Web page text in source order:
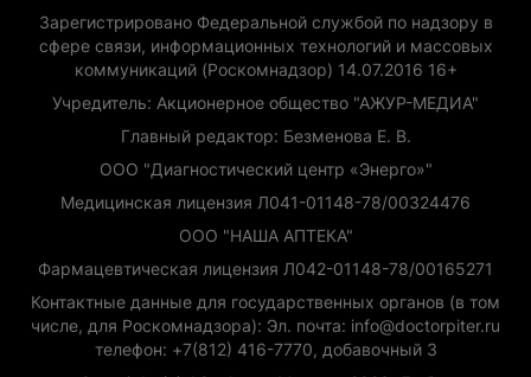
Зарегистрировано Федеральной службой по надзору в
сфере связи, информационных технологий и массовых
коммуникаций (Роскомнадзор) 14.07.2016 16+
Учредитель: Акционерное общество "АЖУР-МЕДИА"
Главный редактор: Безменова Е. В.
ООО "Диагностический центр «Энерго»"
Медицинская лицензия Л041-01148-78/00324476
ООО "НАША АПТЕКА"
Фармацевтическая лицензия Л042-01148-78/00165271
Контактные данные для государственных органов (в том
числе, для Роскомнадзора): Эл. почта: info@doctorpiter.ru
телефон: +7(812) 416-7770, добавочный 3